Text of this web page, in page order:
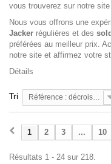
vous trouverez sur notre
Nous vous offrons une
Jacker régulières et des
préférées au meilleur prix.
notre site et affirmez votre
Détails
Tri Référence : décroissante
1 2 3 ... 10
Résultats 1 - 24 sur 218.